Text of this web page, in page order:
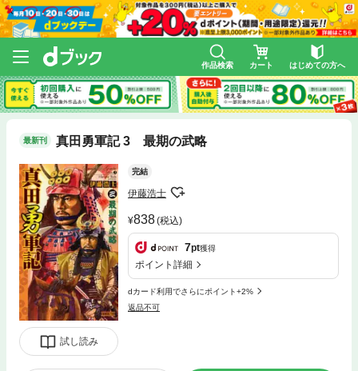
作品検索 カート はじめての方へ
最新刊 真田勇軍記 3 最期の武略
試し読み
完結
伊藤浩士
838(税込)
7pt獲得
ポイント詳細
dカード利用でさらにポイント+2%
返品不可